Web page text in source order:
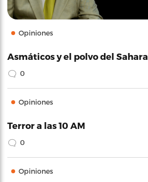
Opiniones
Asmáticos y el polvo del Sahara
0
Opiniones
Terror a las 10 AM
0
Opiniones